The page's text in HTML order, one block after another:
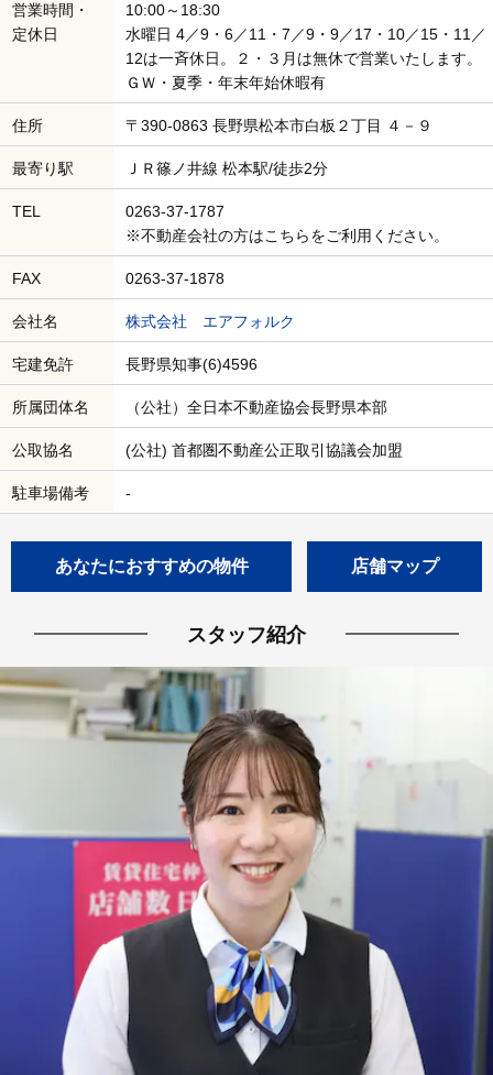
営業時間・
定休日
10:00～18:30
水曜日 4／9・6／11・7／9・9／17・10／15・11／
12は一斉休日。２・３月は無休で営業いたします。
ＧＷ・夏季・年末年始休暇有
住所 〒390-0863 長野県松本市白板２丁目 ４－９
最寄り駅 ＪＲ篠ノ井線 松本駅/徒歩2分
TEL
0263-37-1787
※不動産会社の方はこちらをご利用ください。
FAX 0263-37-1878
会社名 株式会社 エアフォルク
宅建免許 長野県知事(6)4596
所属団体名 （公社）全日本不動産協会長野県本部
公取協名 (公社) 首都圏不動産公正取引協議会加盟
駐車場備考 -
あなたにおすすめの物件 店舗マップ
スタッフ紹介